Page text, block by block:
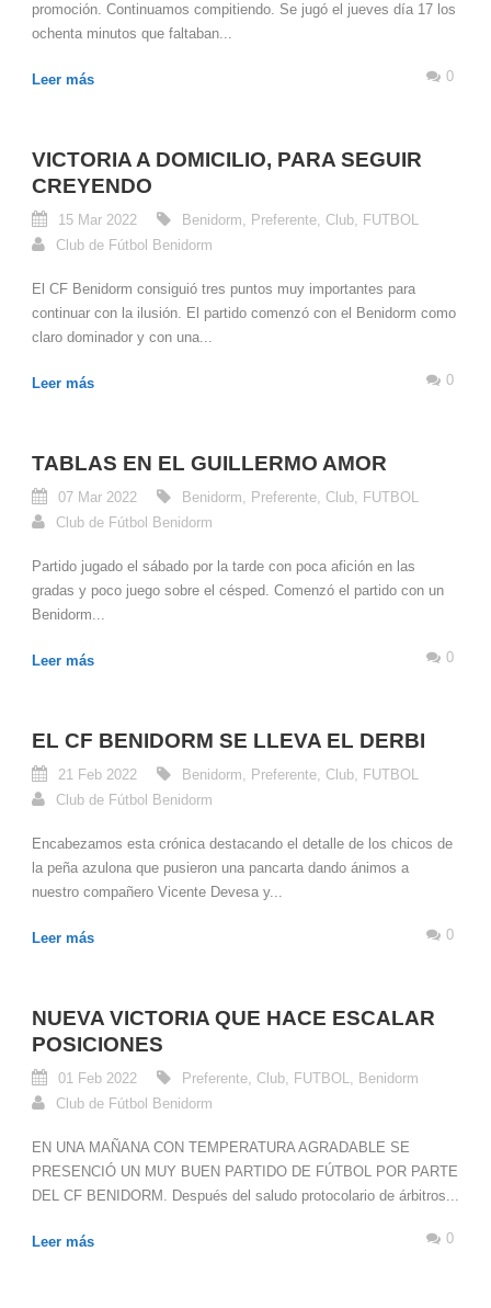
promoción. Continuamos compitiendo. Se jugó el jueves día 17 los
ochenta minutos que faltaban...
Leer más 0
VICTORIA A DOMICILIO, PARA SEGUIR
CREYENDO
15 Mar 2022 Benidorm Preferente Club FUTBOL
Club de Fútbol Benidorm
El CF Benidorm consiguió tres puntos muy importantes para
continuar con la ilusión. El partido comenzó con el Benidorm como
claro dominador y con una...
Leer más 0
TABLAS EN EL GUILLERMO AMOR
07 Mar 2022 Benidorm Preferente Club FUTBOL
Club de Fútbol Benidorm
Partido jugado el sábado por la tarde con poca afición en las
gradas y poco juego sobre el césped. Comenzó el partido con un
Benidorm...
Leer más 0
EL CF BENIDORM SE LLEVA EL DERBI
21 Feb 2022 Benidorm Preferente Club FUTBOL
Club de Fútbol Benidorm
Encabezamos esta crónica destacando el detalle de los chicos de
la peña azulona que pusieron una pancarta dando ánimos a
nuestro compañero Vicente Devesa y...
Leer más 0
NUEVA VICTORIA QUE HACE ESCALAR
POSICIONES
01 Feb 2022 Preferente Club FUTBOL
Benidorm
Club de Fútbol Benidorm
EN UNA MAÑANA CON TEMPERATURA AGRADABLE SE
PRESENCIÓ UN MUY BUEN PARTIDO DE FÚTBOL POR PARTE
DEL CF BENIDORM. Después del saludo protocolario de árbitros...
Leer más 0